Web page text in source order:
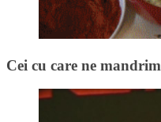
Cei cu care ne mandrim